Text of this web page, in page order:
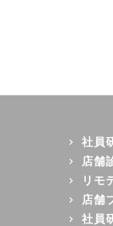
社員
店舗
リモ
店舗
社員